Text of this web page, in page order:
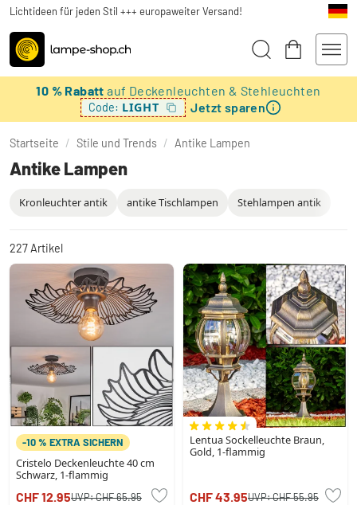
Lichtideen für jeden Stil +++ europaweiter Versand!
10 % Rabattauf Deckenleuchten & Stehleuchten
Code: LIGHT Jetzt sparen
Startseite / Stile und Trends / Antike Lampen
Antike Lampen
Kronleuchter antik antike Tischlampen Stehlampen antik
227 Artikel
-10 % EXTRA SICHERN
Cristelo Deckenleuchte 40 cm
Schwarz, 1-flammig
CHF 12.95UVP:CHF 65.95
Lentua Sockelleuchte Braun,
Gold, 1-flammig
CHF 43.95UVP:CHF 55.95